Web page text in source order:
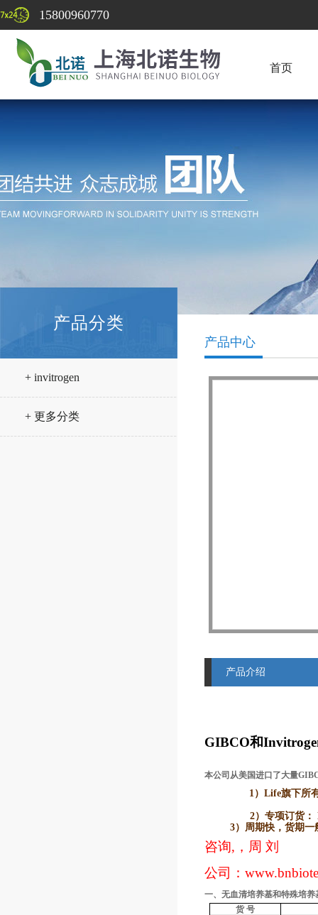
15800960770
首页
产品分类
+ invitrogen
+ 更多分类
产品中心
产品介绍
GIBCO和
本公司从美国进口了大量
1）Life旗下所
2） 专项订货：
3） 周期快，货期一
咨询,，周 刘
公司：
一、无血清培养基和特殊培养
货 号